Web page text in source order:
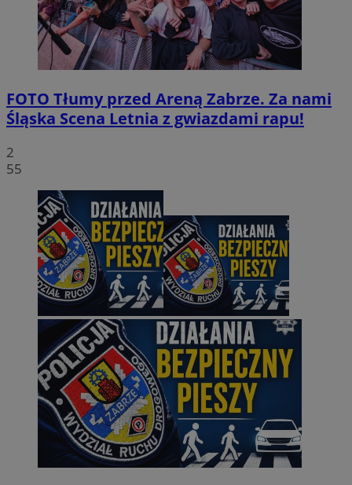
FOTO Tłumy przed Areną Zabrze. Za nami
Śląska Scena Letnia z gwiazdami rapu!
2
55